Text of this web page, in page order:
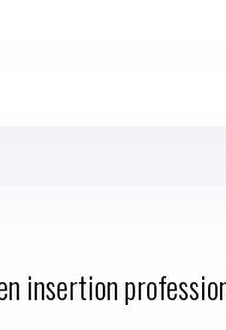
insertion